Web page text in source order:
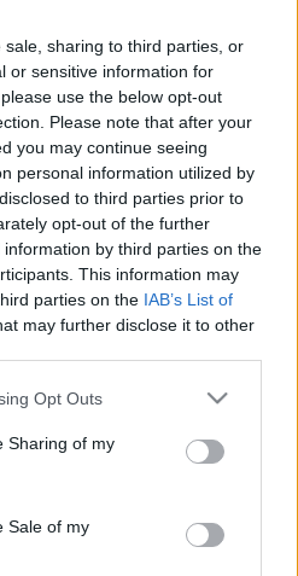
sharing to third parties, or
or sensitive information for
use the below opt-out
Please note that after your
you may continue seeing
personal information utilized by
to third parties prior to
opt-out of the further
by third parties on the
This information may
parties on the IAB’s List of
may further disclose it to other
app uses one or more Google
behaviour. You may click to
and its third-party tags to
purposes in below Google
Opt Outs
Sharing of my
Sale of my
frakcióvezető
a járvány alatt elhunyt
ideje alatt az
szociális szférában
munkájukat, és, hogy
hangsúlyozta, hogy az
a tesztelés is. Ősszel
sürgősen újra kell
komoly gondot
Mint mondta, egy